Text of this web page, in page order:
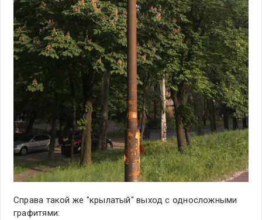
Справа такой же "крылатый" выход с односложными
графитями: